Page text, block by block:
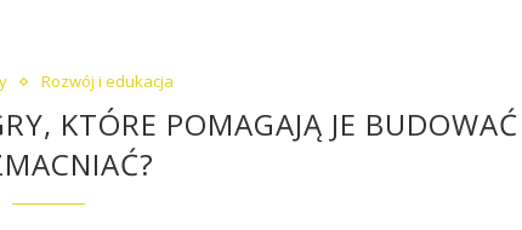
Rozwój i edukacja
KTÓRE POMAGAJĄ JE BUDOWAĆ